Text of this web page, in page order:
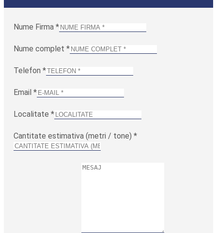
Nume Firma *
Nume complet *
Telefon *
Email *
Localitate *
Cantitate estimativa (metri / tone) *